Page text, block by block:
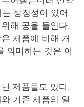
상징성이 있어
해 공을 들인다.
제품에 비해 개
의미하는 것은 아
제품들도 있다.
기존 제품의 일